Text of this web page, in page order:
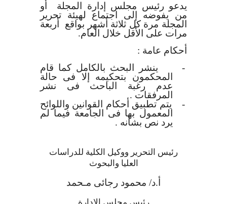
يدعو رئيس مجلس إدارة المجلة أو
من يفوضه إلى اجتماع لهيئة تحرير
المجلة مرة كل ثلاثة أشهر بواقع أربعة
مرات على الأقل خلال العام.
أحكام عامة :
-
ينشر البحث بالكامل كما قام
المحكمون بتحكيمه إلا فى حالة
عدم رغبة الباحث فى نشر
المرفقات .
-
يتم تطبيق أحكام القوانين واللوائح
المعمول بها فى الجامعة فيما لم
يرد نص بشأنه .
رئيس التحرير ووكيل الكلية للدراسات
العليا والبحوث
أ.د/ محمود رجائى مـحمد